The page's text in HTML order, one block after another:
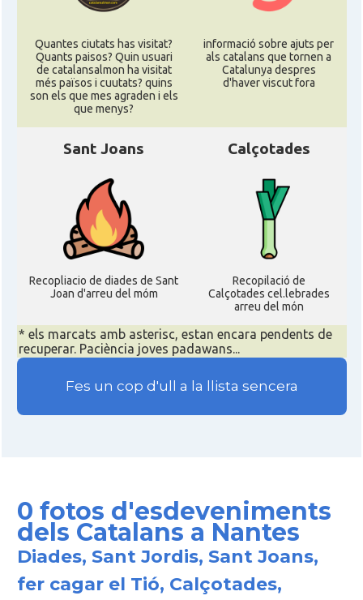
Quantes ciutats has visitat?
Quants paisos? Quin usuari
de catalansalmon ha visitat
més països i cuutats? quins
son els que mes agraden i els
que menys?
informació sobre ajuts per
als catalans que tornen a
Catalunya despres
d'haver viscut fora
Sant Joans
Recopliacio de diades de Sant
Joan d'arreu del móm
Calçotades
Recopilació de
Calçotades cel.lebrades
arreu del món
* els marcats amb asterisc, estan encara pendents de
recuperar. Paciència joves padawans...
Fes un cop d'ull a la llista sencera
0 fotos d'esdeveniments
dels Catalans a Nantes
Diades, Sant Jordis, Sant Joans,
fer cagar el Tió, Calçotades,